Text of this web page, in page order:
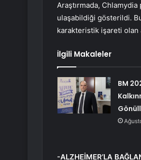
Araştırmada,
ulaşabildiği gösterildi.
karakteristik işareti
İlgili Makaleler
BM
-ALZHEİMER’LA